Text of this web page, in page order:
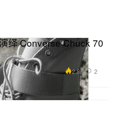
绎 Converse Chuck 70
感。
2.8K 2